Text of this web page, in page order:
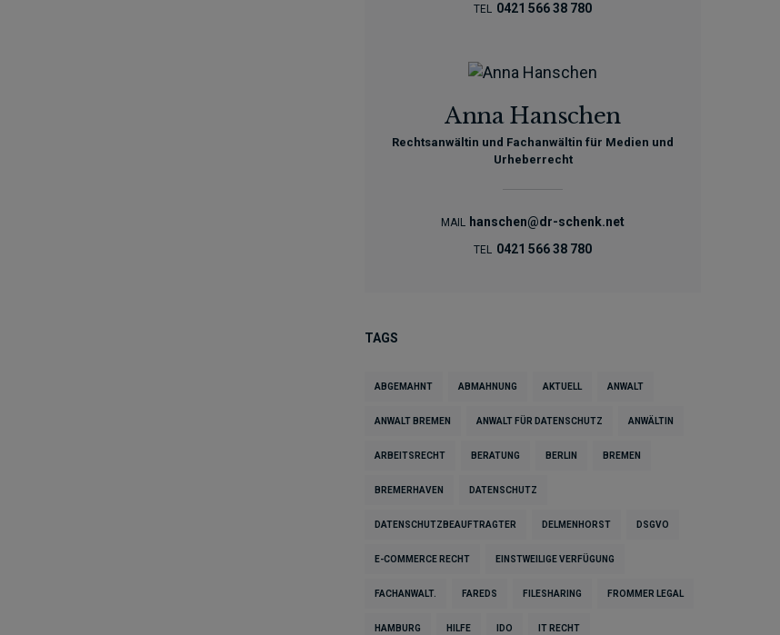
TEL 0421 566 38 780
Anna Hanschen
Rechtsanwältin und Fachanwältin für Medien und
Urheberrecht
MAIL hanschen@dr-schenk.net
TEL 0421 566 38 780
TAGS
ABGEMAHNT ABMAHNUNG AKTUELL ANWALT
ANWALT BREMEN ANWALT FÜR DATENSCHUTZ ANWÄLTIN
ARBEITSRECHT BERATUNG BERLIN BREMEN
BREMERHAVEN DATENSCHUTZ
DATENSCHUTZBEAUFTRAGTER DELMENHORST DSGVO
E-COMMERCE RECHT EINSTWEILIGE VERFÜGUNG
FACHANWALT. FAREDS FILESHARING FROMMER LEGAL
HAMBURG HILFE IDO IT RECHT